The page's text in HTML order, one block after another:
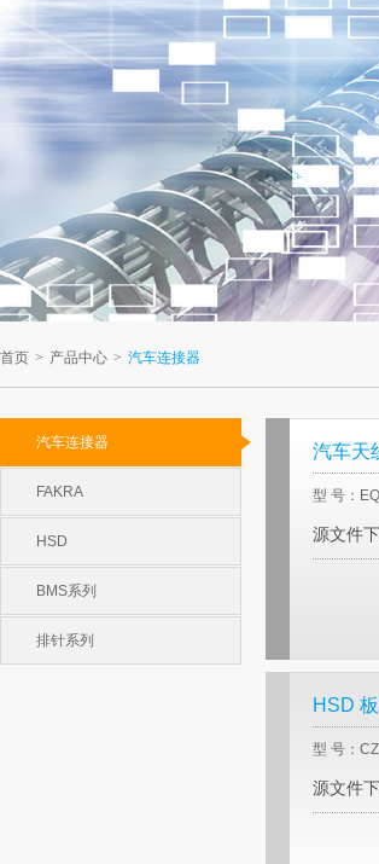
首页 > 产品中心 > 汽车连接器
汽车连接器
FAKRA
HSD
BMS系列
排针系列
汽车天
型 号：
源文件
HSD
型 号：
源文件